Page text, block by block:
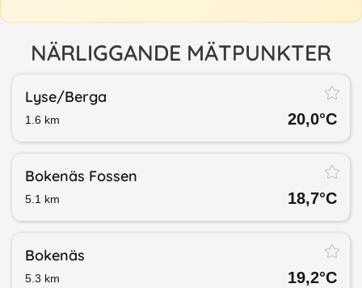
NÄRLIGGANDE MÄTPUNKTER
Lyse/​Berga
1.6 km 20,0°C
Bokenäs Fossen
5.1 km 18,7°C
Bokenäs
5.3 km 19,2°C